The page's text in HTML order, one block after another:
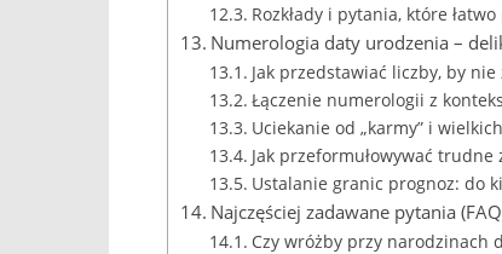
Rozkłady i pytania, które
Numerologia daty urodzenia –
Jak przedstawiać liczby, by
Łączenie numerologii z
Uciekanie od „karmy” i
Jak przeformułowywać
Ustalanie granic prognoz: do
Najczęściej zadawane pytania
Czy wróżby przy narodzinach